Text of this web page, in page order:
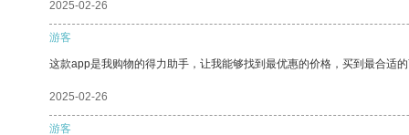
2025-02-26
游客
这款app是我购物的得力助手，让我能够找到最优惠的价格，买到最合适
2025-02-26
游客